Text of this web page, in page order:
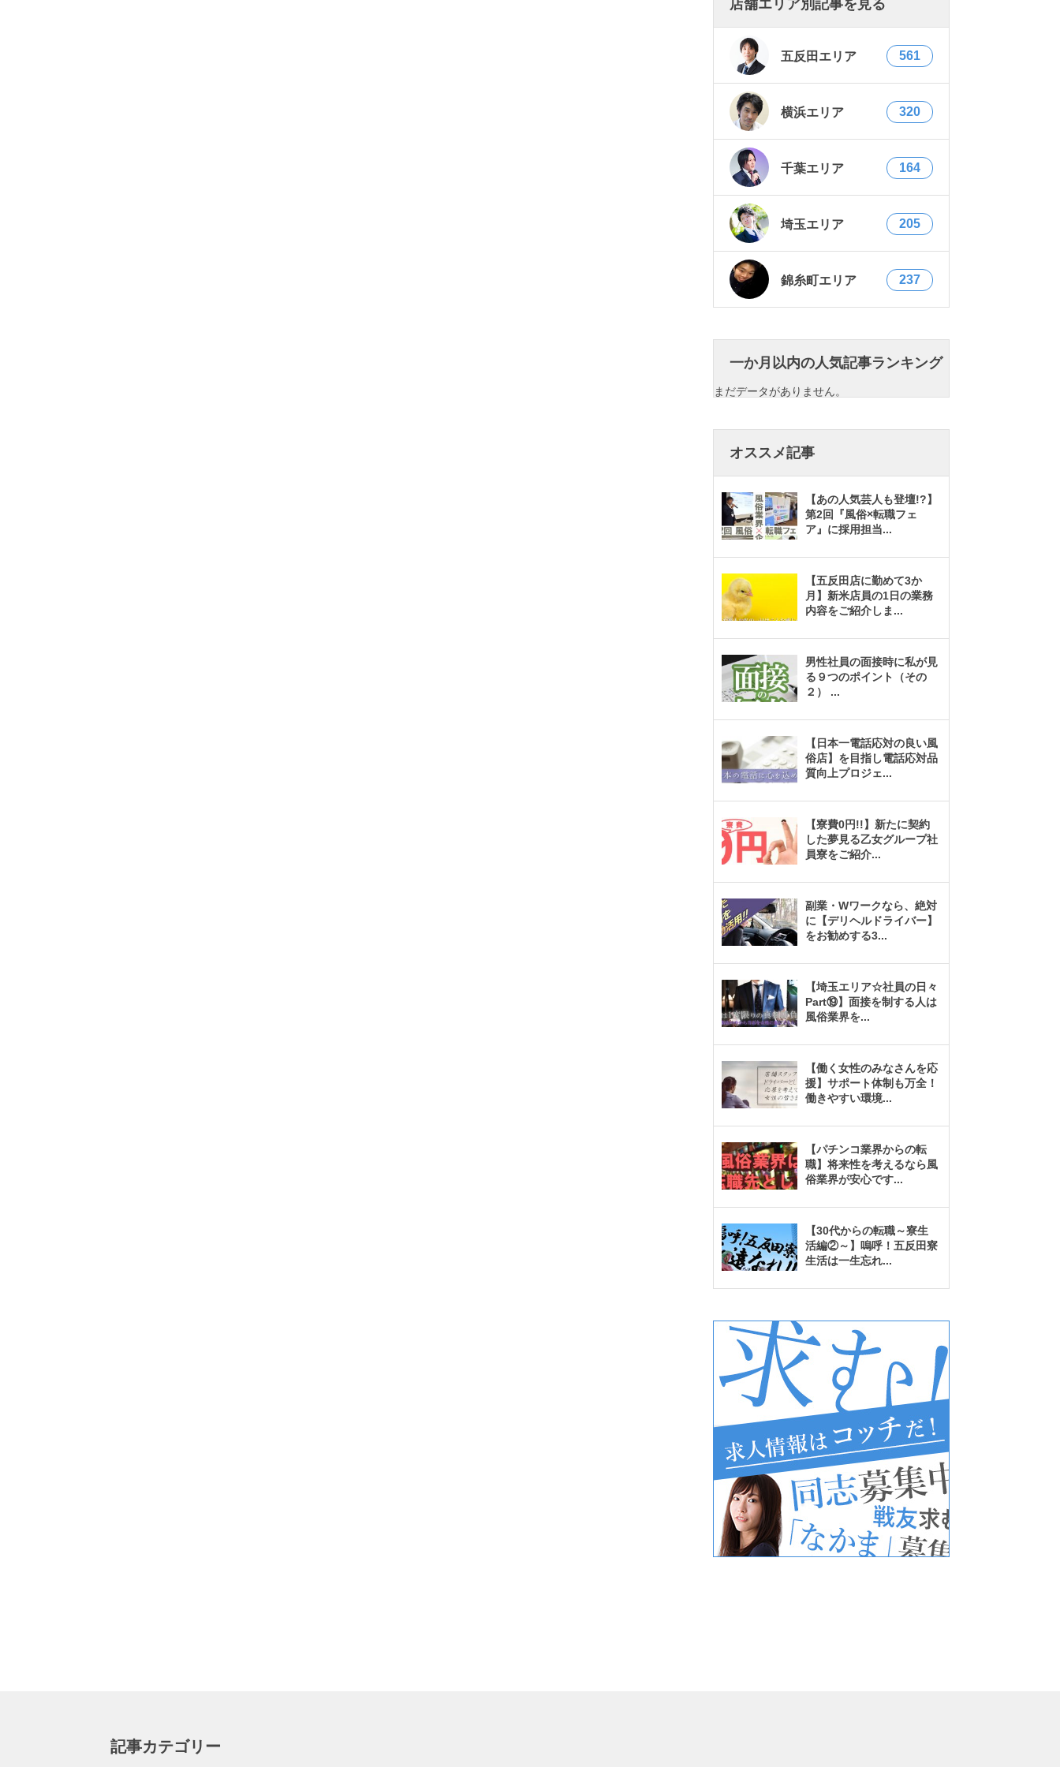
店舗エリア別記事を見る
五反田エリア 561
横浜エリア 320
千葉エリア 164
埼玉エリア 205
錦糸町エリア 237
一か月以内の人気記事ランキング
まだデータがありません。
オススメ記事
【あの人気芸人も登壇!?】
第2回『風俗×転職フェ
ア』に採用担当...
【五反田店に勤めて3か
月】新米店員の1日の業務
内容をご紹介しま ...
男性社員の面接時に私が見
る９つのポイント（その
２） ...
【日本一電話応対の良い風
俗店】を目指し電話応対品
質向上プロジェ...
【寮費0円!!】新たに契約
した夢見る乙女グループ社
員寮をご紹介...
副業・Wワークなら、絶対
に【デリヘルドライバー】
をお勧めする3...
【埼玉エリア☆社員の日々
Part⑲】面接を制する人は
風俗業界を...
【働く女性のみなさんを応
援】サポート体制も万全！
働きやすい環境...
【パチンコ業界からの転
職】将来性を考えるなら風
俗業界が安心です...
【30代からの転職～寮生
活編②～】嗚呼！五反田寮
生活は一生忘れ...
記事カテゴリー